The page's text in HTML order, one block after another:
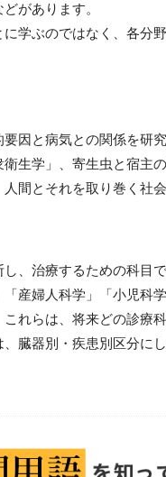
があります。
学ぶのではなく、各分
因と病気との関係を研
生学」、寄生虫と宿主
間とそれを取り巻く社
、治療するための科目
「産婦人科学」「小児科
これらは、将来どの診
臓器別・疾患別区分に